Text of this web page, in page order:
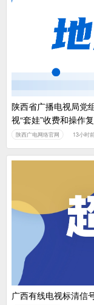
陕西省广播电视局党
视“套娃”收费和操作
陕西广电网络官网 13小时
广西有线电视标清信